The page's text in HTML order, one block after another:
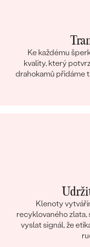
Ke každému
kvality, který
drahokamů přidáme
Klenoty
recyklovaného
vyslat signál, že